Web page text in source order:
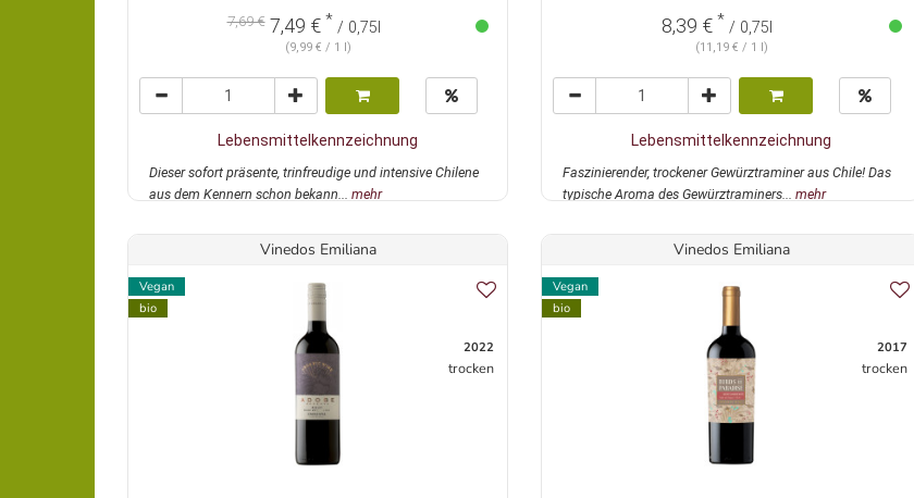
7,69 €7,49 € * / 0,75l
(9,99 € / 1 l)
Lebensmittelkennzeichnung
Dieser sofort präsente, trinfreudige und intensive Chilene
aus dem Kennern schon bekann... mehr
8,39 € * / 0,75l
(11,19 € / 1 l)
Lebensmittelkennzeichnung
Faszinierender, trockener Gewürztraminer aus Chile! Das
typische Aroma des Gewürztraminers... mehr
Vinedos Emiliana
Vegan
bio
2022
trocken
Vinedos Emiliana
Vegan
bio
2017
trocken